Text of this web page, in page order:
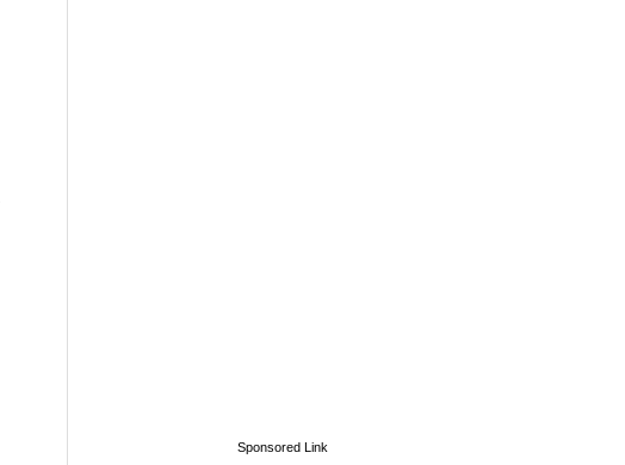
Sponsored Link